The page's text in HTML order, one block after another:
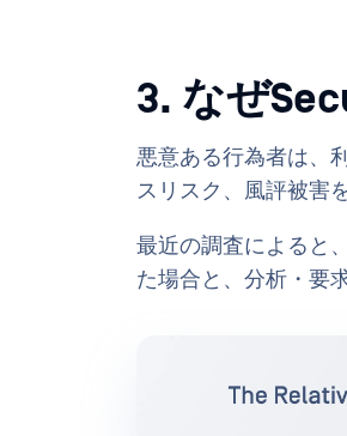
3. なぜ
悪意ある行為者は、
スリスク、風評被害
最近の調査によると
た場合と、分析・要